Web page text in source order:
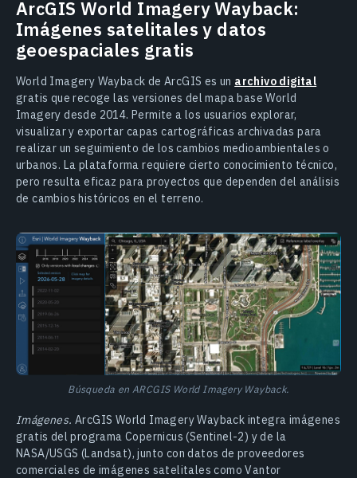
ArcGIS World Imagery Wayback:
Imágenes satelitales y datos
geoespaciales gratis
World Imagery Wayback de ArcGIS es un archivo digital
gratis que recoge las versiones del mapa base World
Imagery desde 2014. Permite a los usuarios explorar,
visualizar y exportar capas cartográficas archivadas para
realizar un seguimiento de los cambios medioambientales o
urbanos. La plataforma requiere cierto conocimiento técnico,
pero resulta eficaz para proyectos que dependen del análisis
de cambios históricos en el terreno.
Búsqueda en ARCGIS World Imagery Wayback.
Imágenes. ArcGIS World Imagery Wayback integra imágenes
gratis del programa Copernicus (Sentinel-2) y de la
NASA/USGS (Landsat), junto con datos de proveedores
comerciales de imágenes satelitales como Vantor